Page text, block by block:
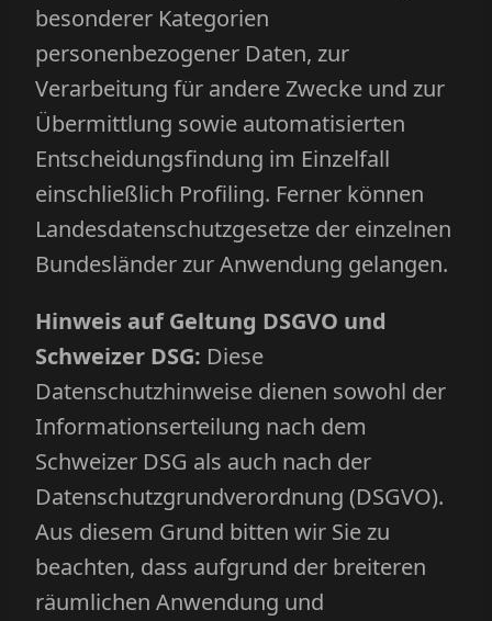
besonderer Kategorien
personenbezogener Daten, zur
Verarbeitung für andere Zwecke und zur
Übermittlung sowie automatisierten
Entscheidungsfindung im Einzelfall
einschließlich Profiling. Ferner können
Landesdatenschutzgesetze der einzelnen
Bundesländer zur Anwendung gelangen.
Hinweis auf Geltung DSGVO und
Schweizer DSG: Diese
Datenschutzhinweise dienen sowohl der
Informationserteilung nach dem
Schweizer DSG als auch nach der
Datenschutzgrundverordnung (DSGVO).
Aus diesem Grund bitten wir Sie zu
beachten, dass aufgrund der breiteren
räumlichen Anwendung und